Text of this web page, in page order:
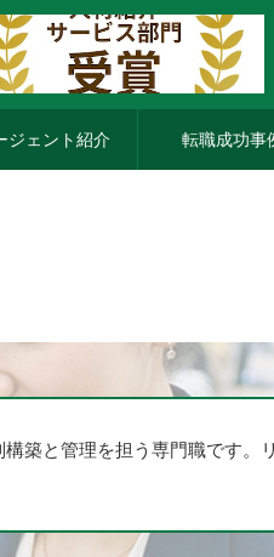
ジェント紹介 転職成功事
築と管理を担う専門職です。